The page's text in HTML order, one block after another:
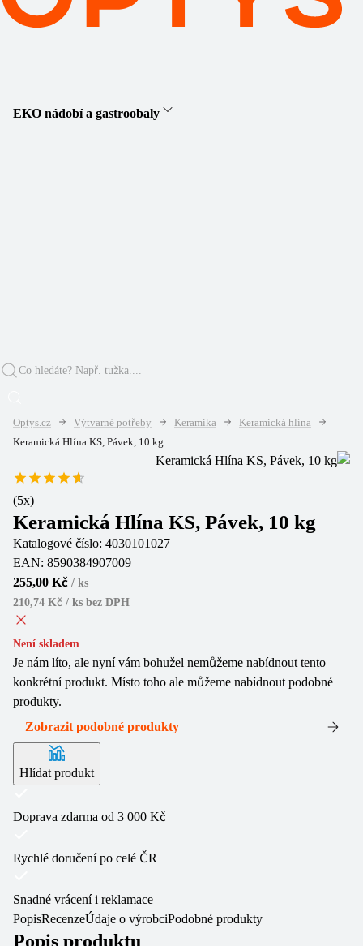
EKO nádobí a gastroobaly
Optys.cz Výtvarné potřeby Keramika
Keramická hlína
Keramická Hlína KS, Pávek, 10 kg
(5x)
Keramická Hlína KS, Pávek, 10 kg
Katalogové číslo: 4030101027
EAN: 8590384907009
255,00 Kč / ks
210,74 Kč / ks bez DPH
Není skladem
Je nám líto, ale nyní vám bohužel nemůžeme nabídnout tento
konkrétní produkt. Místo toho ale můžeme nabídnout podobné
produkty.
Zobrazit podobné produkty
Hlídat produkt
Doprava zdarma od 3 000 Kč
Rychlé doručení po celé ČR
Snadné vrácení i reklamace
PopisRecenzeÚdaje o výrobciPodobné produkty
Popis produktu